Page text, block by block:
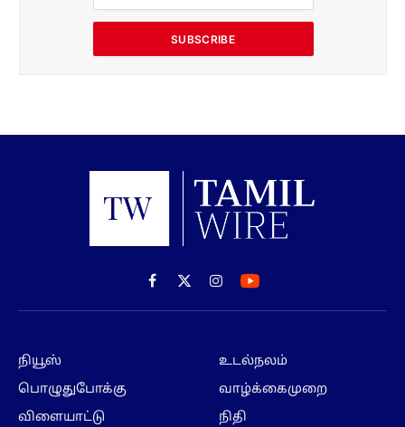
SUBSCRIBE
Facebook
X
(Twitter)
Instagram
நியூஸ்
பொழுதுபோக்கு
விளையாட்டு
உடல்நலம்
வாழ்க்கைமுறை
நிதி